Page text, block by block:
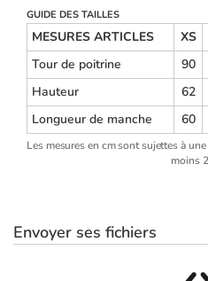
GUIDE DES TAILLES
MESURES ARTICLES XS
Tour de poitrine
90
Hauteur
62
Longueur de manche
60
Les mesures en cm sont sujettes à
moins
Envoyer ses fichiers